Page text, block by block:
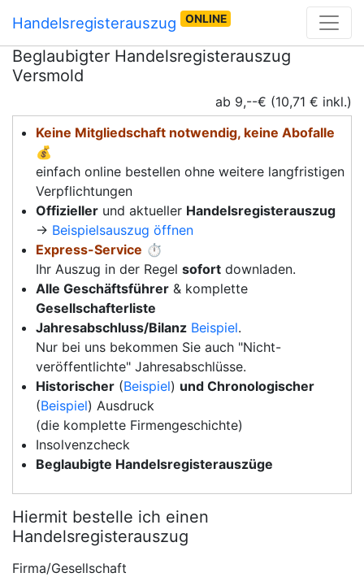
Handelsregisterauszug ONLINE
Beglaubigter Handelsregisterauszug
Versmold
ab 9,--€ (10,71 € inkl.)
Keine Mitgliedschaft notwendig, keine Abofalle
💰
einfach online bestellen ohne weitere langfristigen
Verpflichtungen
Offizieller und aktueller Handelsregisterauszug
→ Beispielsauszug öffnen
Express-Service ⏱️
Ihr Auszug in der Regel sofort downladen.
Alle Geschäftsführer & komplette
Gesellschafterliste
Jahresabschluss/Bilanz Beispiel.
Nur bei uns bekommen Sie auch "Nicht-
veröffentlichte" Jahresabschlüsse.
Historischer (Beispiel) und Chronologischer
(Beispiel) Ausdruck
(die komplette Firmengeschichte)
Insolvenzcheck
Beglaubigte Handelsregisterauszüge
Hiermit bestelle ich einen
Handelsregisterauszug
Firma/Gesellschaft